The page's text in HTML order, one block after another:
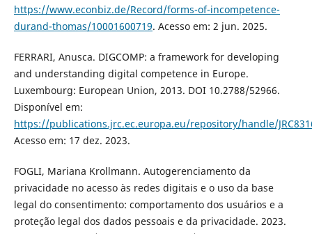
https://www.econbiz.de/Record/forms-of-incompetence-
durand-thomas/10001600719. Acesso em: 2 jun. 2025.
FERRARI, Anusca. DIGCOMP: a framework for developing
and understanding digital competence in Europe.
Luxembourg: European Union, 2013. DOI 10.2788/52966.
Disponível em:
https://publications.jrc.ec.europa.eu/repository/handle/
Acesso em: 17 dez. 2023.
FOGLI, Mariana Krollmann. Autogerenciamento da
privacidade no acesso às redes digitais e o uso da base
legal do consentimento: comportamento dos usuários e a
proteção legal dos dados pessoais e da privacidade. 2023.